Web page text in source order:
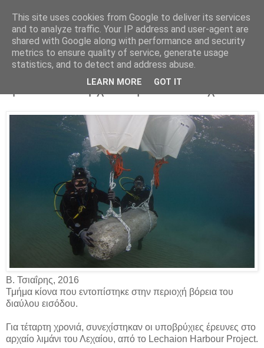
Parakato.gr
Κόρινθος: Αρχαιολογική υποβρύχια
έρευνα στο αρχαίο λιμάνι του Λεχαίου
Β. Τσιαΐρης, 2016
Τμήμα κίονα που εντοπίστηκε στην περιοχή βόρεια του
διαύλου εισόδου.
Για τέταρτη χρονιά, συνεχίστηκαν οι υποβρύχιες έρευνες στο
αρχαίο λιμάνι του Λεχαίου, από το Lechaion Harbour Project.
This site uses cookies from Google to deliver its services
and to analyze traffic. Your IP address and user-agent are
shared with Google along with performance and security
metrics to ensure quality of service, generate usage
statistics, and to detect and address abuse.
LEARN MORE GOT IT